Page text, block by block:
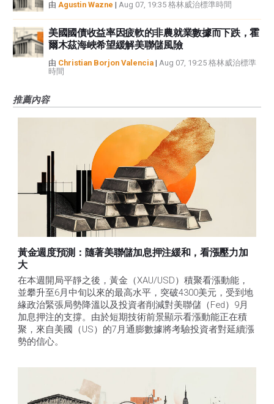
由 Agustin Wazne | Aug 07, 19:35 格林威治標準時間
美國國債收益率因疲軟的非農就業數據而下跌，霍
爾木茲海峽希望緩解美聯儲風險
由 Christian Borjon Valencia | Aug 07, 19:25 格林威治標準
時間
推薦內容
黃金週度預測：隨著美聯儲加息押注緩和，看漲壓力加
大
在本週開局平靜之後，黃金（XAU/USD）積聚看漲動能，
並攀升至6月中旬以來的最高水平，突破4300美元，受到地
緣政治緊張局勢降溫以及投資者削減對美聯儲（Fed）9月
加息押注的支撐。由於短期技術前景顯示看漲動能正在積
聚，來自美國（US）的7月通膨數據將考驗投資者對延續漲
勢的信心。